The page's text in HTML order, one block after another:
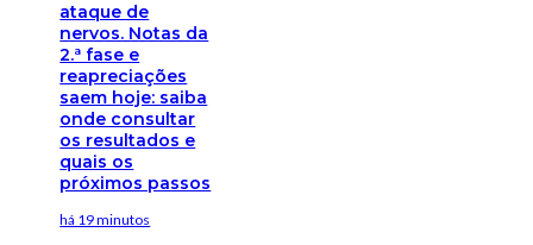
ataque de
nervos. Notas da
2.ª fase e
reapreciações
saem hoje: saiba
onde consultar
os resultados e
quais os
próximos passos
há 19 minutos